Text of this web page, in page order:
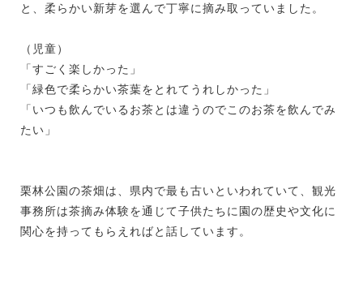
と、柔らかい新芽を選んで丁寧に摘み取っていました。
（児童）
「すごく楽しかった」
「緑色で柔らかい茶葉をとれてうれしかった」
「いつも飲んでいるお茶とは違うのでこのお茶を飲んでみ
たい」
栗林公園の茶畑は、県内で最も古いといわれていて、観光
事務所は茶摘み体験を通じて子供たちに園の歴史や文化に
関心を持ってもらえればと話しています。